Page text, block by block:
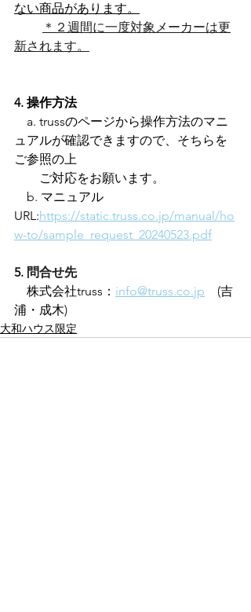
ない商品があります。
＊２週間に一度対象メーカーは更
新されます。
4. 操作方法
a. trussのページから操作方法のマニ
ュアルが確認できますので、そちらを
ご参照の上
ご対応をお願います。
b. マニュアル
URL:https://static.truss.co.jp/manual/ho
w-to/sample_request_20240523.pdf
5. 問合せ先
株式会社truss： info@truss.co.jp (吉
浦・成木)
大和ハウス限定